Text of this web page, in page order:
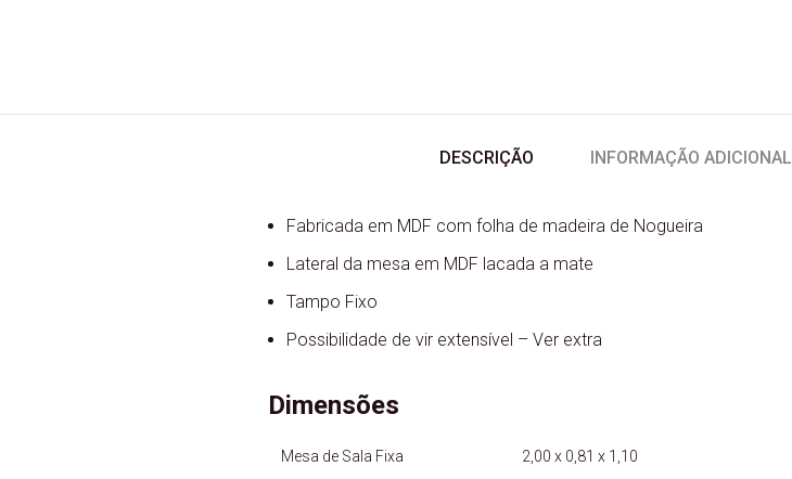
DESCRIÇÃO INFORMAÇÃO ADICIONAL
Fabricada em MDF com folha de madeira de Nogueira
Lateral da mesa em MDF lacada a mate
Tampo Fixo
Possibilidade de vir extensível – Ver extra
Dimensões
Mesa de Sala Fixa 2,00 x 0,81 x 1,10